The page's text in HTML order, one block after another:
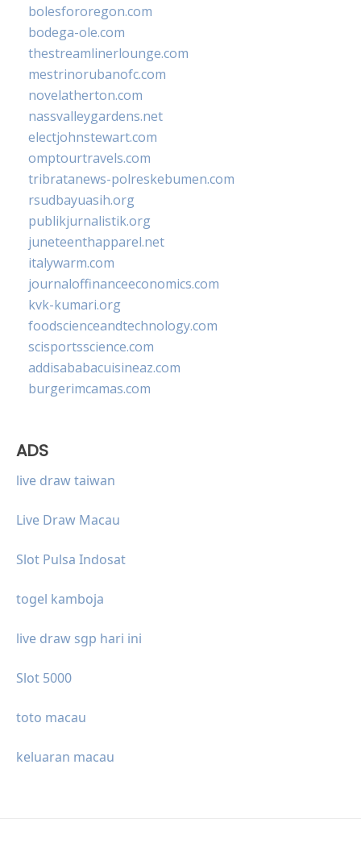
bolesfororegon.com
bodega-ole.com
thestreamlinerlounge.com
mestrinorubanofc.com
novelatherton.com
nassvalleygardens.net
electjohnstewart.com
omptourtravels.com
tribratanews-polreskebumen.com
rsudbayuasih.org
publikjurnalistik.org
juneteenthapparel.net
italywarm.com
journaloffinanceeconomics.com
kvk-kumari.org
foodscienceandtechnology.com
scisportsscience.com
addisababacuisineaz.com
burgerimcamas.com
ADS
live draw taiwan
Live Draw Macau
Slot Pulsa Indosat
togel kamboja
live draw sgp hari ini
Slot 5000
toto macau
keluaran macau